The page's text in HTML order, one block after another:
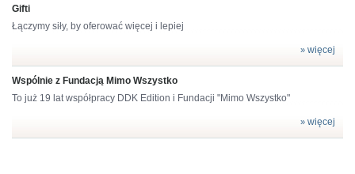
Gifti
Łączymy siły, by oferować więcej i lepiej
» więcej
Wspólnie z Fundacją Mimo Wszystko
To już 19 lat współpracy DDK Edition i Fundacji "Mimo Wszystko"
» więcej